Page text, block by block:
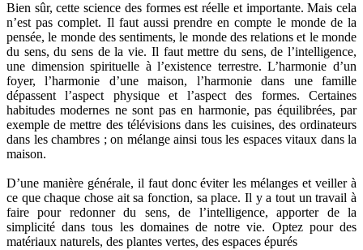
(1 avis)
Bien sûr, cette science des formes est réelle et importante. Mais cela
n’est pas complet. Il faut aussi prendre en compte le monde de la
pensée, le monde des sentiments, le monde des relations et le monde
du sens, du sens de la vie. Il faut mettre du sens, de l’intelligence,
une dimension spirituelle à l’existence terrestre. L’harmonie d’un
foyer, l’harmonie d’une maison, l’harmonie dans une famille
dépassent l’aspect physique et l’aspect des formes. Certaines
habitudes modernes ne sont pas en harmonie, pas équilibrées, par
exemple de mettre des télévisions dans les cuisines, des ordinateurs
dans les chambres ; on mélange ainsi tous les espaces vitaux dans la
maison.
D’une manière générale, il faut donc éviter les mélanges et veiller à
ce que chaque chose ait sa fonction, sa place. Il y a tout un travail à
faire pour redonner du sens, de l’intelligence, apporter de la
simplicité dans tous les domaines de notre vie. Optez pour des
matériaux naturels, des plantes vertes, des espaces épurés